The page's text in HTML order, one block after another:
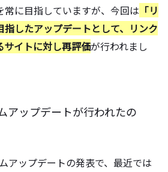
に目指していますが、今回は 「リ
指したアップデートとして、リンク
サイトに対し再評価が行われまし
アップデートが行われたの
アップデートの発表で、最近では